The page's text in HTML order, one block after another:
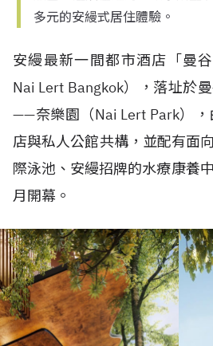
多元的安縵式居住體驗。
安縵最新一間都市酒店「曼
Nai Lert Bangkok），落址於
——奈樂園（Nai Lert Park），
店與私人公館共構，並配有面
際泳池、安縵招牌的水療康養
月開幕。